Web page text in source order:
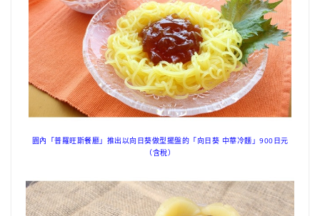
園內「普羅旺斯餐廳」推出以向日葵做型擺盤的「向日葵 中華冷麵」900日元
（含稅）